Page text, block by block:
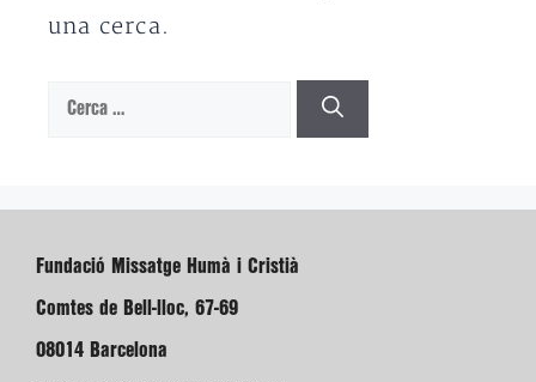
una cerca.
Cerca:
Fundació Missatge Humà i Cristià
Comtes de Bell-lloc, 67-69
08014 Barcelona